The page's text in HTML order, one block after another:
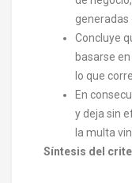
generadas
Concluye
basarse
lo que
En
y deja sin
la multa
Síntesis del